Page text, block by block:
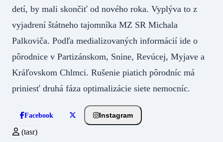
detí, by mali skončiť od nového roka. Vyplýva to z
vyjadrení štátneho tajomníka MZ SR Michala
Palkoviča. Podľa medializovaných informácií ide o
pôrodnice v Partizánskom, Snine, Revúcej, Myjave a
Kráľovskom Chlmci. Rušenie piatich pôrodníc má
priniesť druhá fáza optimalizácie siete nemocníc.
Facebook Instagram
(tasr)